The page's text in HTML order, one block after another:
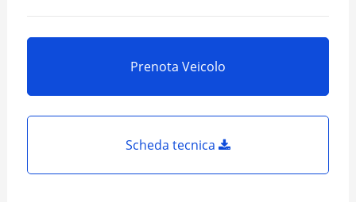
Prenota Veicolo
Scheda tecnica